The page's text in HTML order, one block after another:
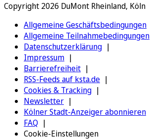
Copyright 2026 DuMont Rheinland, Köln
Allgemeine Geschäftsbedingungen
Allgemeine Teilnahmebedingungen
Datenschutzerklärung
Impressum
Barrierefreiheit
RSS-Feeds auf ksta.de
Cookies & Tracking
Newsletter
Kölner Stadt-Anzeiger abonnieren
FAQ
Cookie-Einstellungen